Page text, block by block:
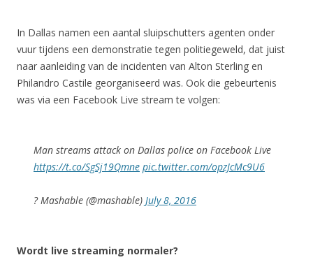
In Dallas namen een aantal sluipschutters agenten onder
vuur tijdens een demonstratie tegen politiegeweld, dat juist
naar aanleiding van de incidenten van Alton Sterling en
Philandro Castile georganiseerd was. Ook die gebeurtenis
was via een Facebook Live stream te volgen:
Man streams attack on Dallas police on Facebook Live
https://t.co/SgSj19Qmne pic.twitter.com/opzJcMc9U6
? Mashable (@mashable) July 8, 2016
Wordt live streaming normaler?